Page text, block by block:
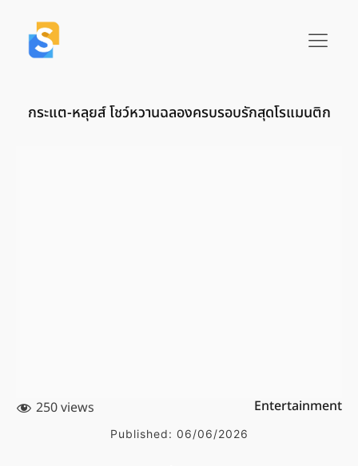
กระแต-หลุยส์ โชว์หวานฉลองครบรอบรักสุดโรแมนติก
250 views Entertainment
Published: 06/06/2026